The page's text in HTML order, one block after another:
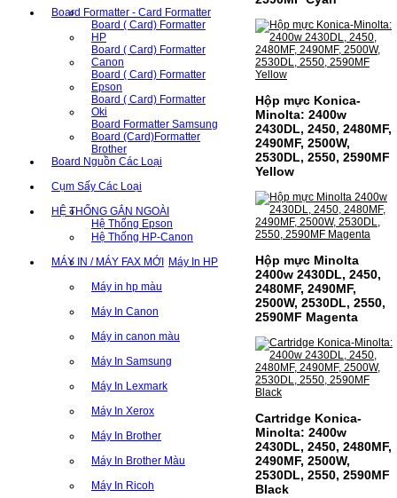
Board Formatter - Card Formatter
Board ( Card) Formatter
HP
Board ( Card) Formatter
Canon
Board ( Card) Formatter
Epson
Board ( Card) Formatter
Oki
Board Formatter Samsung
Board (Card)Formatter
Brother
Board Nguồn Các Loại
Cụm Sấy Các Loại
HỆ THỐNG GẮN NGOÀI
Hệ Thống Epson
Hệ Thống HP-Canon
MÁY IN / MÁY FAX MỚI Máy In HP
Máy in hp màu
Máy In Canon
Máy in canon màu
Máy In Samsung
Máy In Lexmark
Máy In Xerox
Máy In Brother
Máy In Brother Màu
Máy In Ricoh
Hộp mực Konica-
Minolta: 2400w
2430DL, 2450, 2480MF,
2490MF, 2500W,
2530DL, 2550, 2590MF
Yellow
Hộp mực Minolta
2400w 2430DL, 2450,
2480MF, 2490MF,
2500W, 2530DL, 2550,
2590MF Magenta
Cartridge Konica-
Minolta: 2400w
2430DL, 2450, 2480MF,
2490MF, 2500W,
2530DL, 2550, 2590MF
Black